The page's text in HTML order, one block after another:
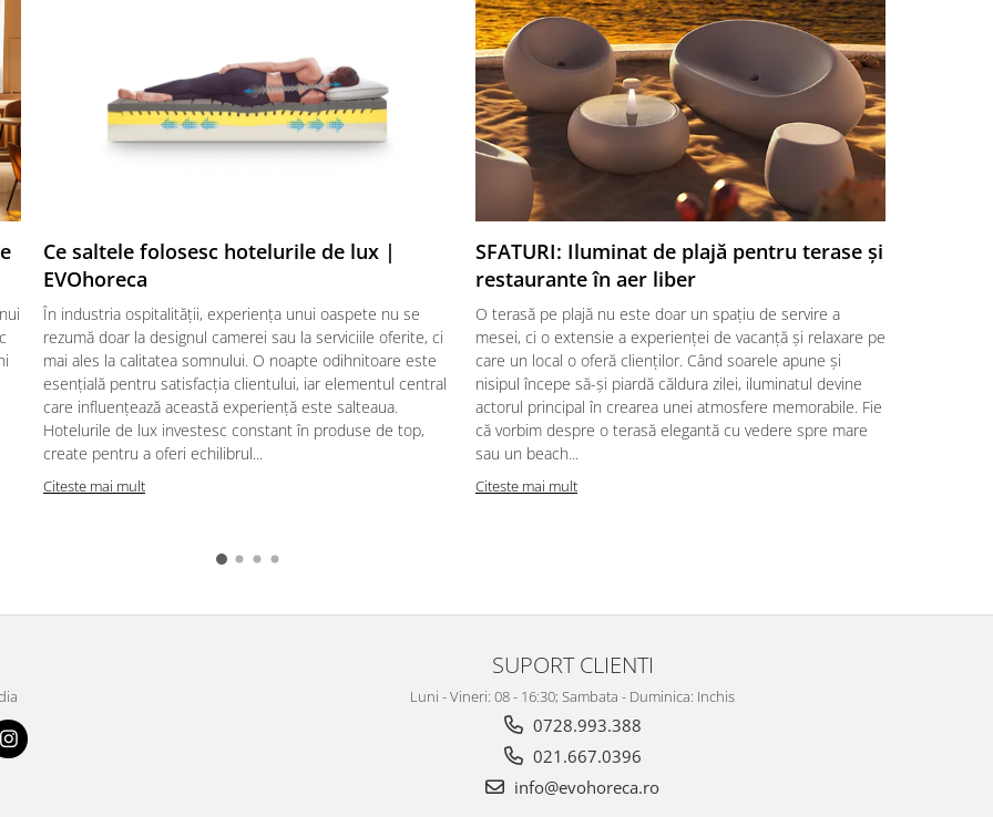
Ce saltele folosesc hotelurile de lux |
EVOhoreca
În industria ospitalității, experiența unui oaspete nu se
rezumă doar la designul camerei sau la serviciile oferite, ci
mai ales la calitatea somnului. O noapte odihnitoare este
esențială pentru satisfacția clientului, iar elementul central
care influențează această experiență este salteaua.
Hotelurile de lux investesc constant în produse de top,
create pentru a oferi echilibrul...
Citeste mai mult
SFATURI: Iluminat de plajă pentru terase și
restaurante în aer liber
O terasă pe plajă nu este doar un spațiu de servire a
mesei, ci o extensie a experienței de vacanță și relaxare pe
care un local o oferă clienților. Când soarele apune și
nisipul începe să-și piardă căldura zilei, iluminatul devine
actorul principal în crearea unei atmosfere memorabile. Fie
că vorbim despre o terasă elegantă cu vedere spre mare
sau un beach...
Citeste mai mult
SUPORT CLIENTI
Luni - Vineri: 08 - 16:30; Sambata - Duminica: Inchis
0728.993.388
021.667.0396
info@evohoreca.ro